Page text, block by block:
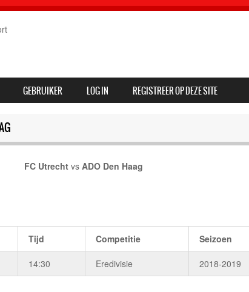
GEBRUIKER LOG IN REGISTREER OP DEZE SITE
FC Utrecht vs ADO Den Haag
Tijd Competitie Seizoen
14:30 Eredivisie 2018-2019